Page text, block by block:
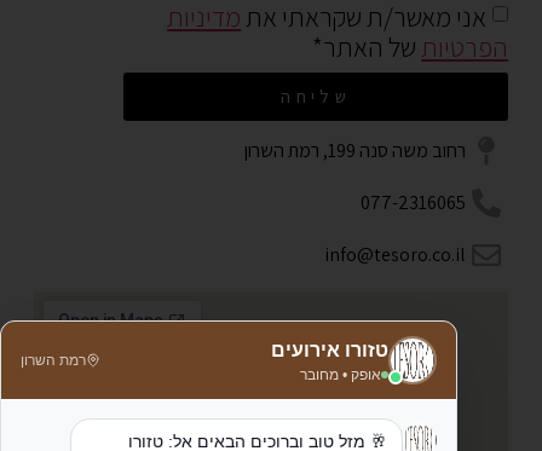
אני מאשר/ת שקראתי את מדיניות
הפרטיות של האתר*
שליחה
רחוב משה סנה 199, רמת השרון
077-2316065
info@tesoro.co.il